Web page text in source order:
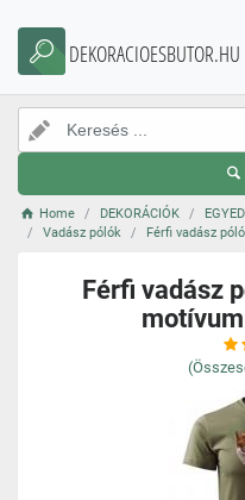
DEKORACIOESBUTOR.HU
Home DEKORÁCIÓK
Vadász pólók
Férfi vadász
Férfi vadász